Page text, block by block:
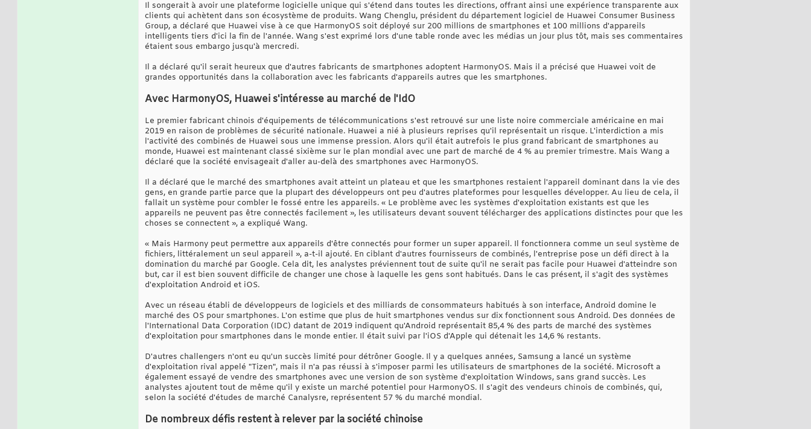
Il songerait à avoir une plateforme logicielle unique qui s'étend dans toutes les directions, offrant ainsi une expérience transparente aux
clients qui achètent dans son écosystème de produits. Wang Chenglu, président du département logiciel de Huawei Consumer Business
Group, a déclaré que Huawei vise à ce que HarmonyOS soit déployé sur 200 millions de smartphones et 100 millions d'appareils
intelligents tiers d'ici la fin de l'année. Wang s'est exprimé lors d'une table ronde avec les médias un jour plus tôt, mais ses commentaires
étaient sous embargo jusqu'à mercredi.
Il a déclaré qu'il serait heureux que d'autres fabricants de smartphones adoptent HarmonyOS. Mais il a précisé que Huawei voit de
grandes opportunités dans la collaboration avec les fabricants d'appareils autres que les smartphones.
Avec HarmonyOS, Huawei s'intéresse au marché de l'IdO
Le premier fabricant chinois d'équipements de télécommunications s'est retrouvé sur une liste noire commerciale américaine en mai
2019 en raison de problèmes de sécurité nationale. Huawei a nié à plusieurs reprises qu'il représentait un risque. L'interdiction a mis
l'activité des combinés de Huawei sous une immense pression. Alors qu'il était autrefois le plus grand fabricant de smartphones au
monde, Huawei est maintenant classé sixième sur le plan mondial avec une part de marché de 4 % au premier trimestre. Mais Wang a
déclaré que la société envisageait d'aller au-delà des smartphones avec HarmonyOS.
Il a déclaré que le marché des smartphones avait atteint un plateau et que les smartphones restaient l'appareil dominant dans la vie des
gens, en grande partie parce que la plupart des développeurs ont peu d'autres plateformes pour lesquelles développer. Au lieu de cela, il
fallait un système pour combler le fossé entre les appareils. « Le problème avec les systèmes d'exploitation existants est que les
appareils ne peuvent pas être connectés facilement », les utilisateurs devant souvent télécharger des applications distinctes pour que les
choses se connectent », a expliqué Wang.
« Mais Harmony peut permettre aux appareils d'être connectés pour former un super appareil. Il fonctionnera comme un seul système de
fichiers, littéralement un seul appareil », a-t-il ajouté. En ciblant d'autres fournisseurs de combinés, l'entreprise pose un défi direct à la
domination du marché par Google. Cela dit, les analystes préviennent tout de suite qu'il ne serait pas facile pour Huawei d'atteindre son
but, car il est bien souvent difficile de changer une chose à laquelle les gens sont habitués. Dans le cas présent, il s'agit des systèmes
d'exploitation Android et iOS.
Avec un réseau établi de développeurs de logiciels et des milliards de consommateurs habitués à son interface, Android domine le
marché des OS pour smartphones. L'on estime que plus de huit smartphones vendus sur dix fonctionnent sous Android. Des données de
l'International Data Corporation (IDC) datant de 2019 indiquent qu'Android représentait 85,4 % des parts de marché des systèmes
d'exploitation pour smartphones dans le monde entier. Il était suivi par l'iOS d'Apple qui détenait les 14,6 % restants.
D'autres challengers n'ont eu qu'un succès limité pour détrôner Google. Il y a quelques années, Samsung a lancé un système
d'exploitation rival appelé "Tizen", mais il n'a pas réussi à s'imposer parmi les utilisateurs de smartphones de la société. Microsoft a
également essayé de vendre des smartphones avec une version de son système d'exploitation Windows, sans grand succès. Les
analystes ajoutent tout de même qu'il y existe un marché potentiel pour HarmonyOS. Il s'agit des vendeurs chinois de combinés, qui,
selon la société d'études de marché Canalysre, représentent 57 % du marché mondial.
De nombreux défis restent à relever par la société chinoise